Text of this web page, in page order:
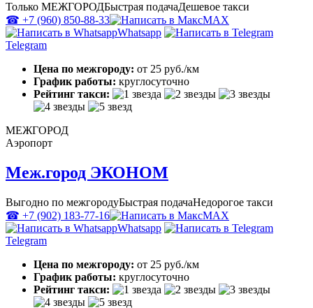
Только МЕЖГОРОДБыстрая подачаДешевое такси
☎ +7 (960) 850-88-33
MAX
Whatsapp
Telegram
Цена по межгороду: от 25 руб./км
График работы: круглосуточно
Рейтинг такси:
МЕЖГОРОД
Аэропорт
Меж.город ЭКОНОМ
Выгодно по межгородуБыстрая подачаНедорогое такси
☎ +7 (902) 183-77-16
MAX
Whatsapp
Telegram
Цена по межгороду: от 25 руб./км
График работы: круглосуточно
Рейтинг такси: